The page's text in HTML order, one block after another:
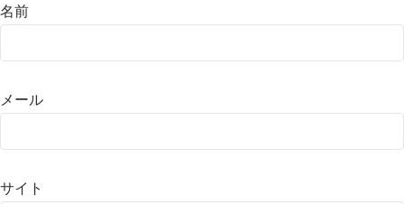
名前
メール
サイト